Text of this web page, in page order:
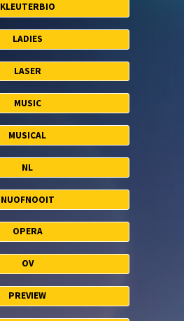
KLEUTERBIO
LADIES
LASER
MUSIC
MUSICAL
NL
NUOFNOOIT
OPERA
OV
PREVIEW